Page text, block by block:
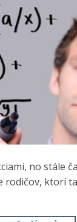
no stále
ktorí